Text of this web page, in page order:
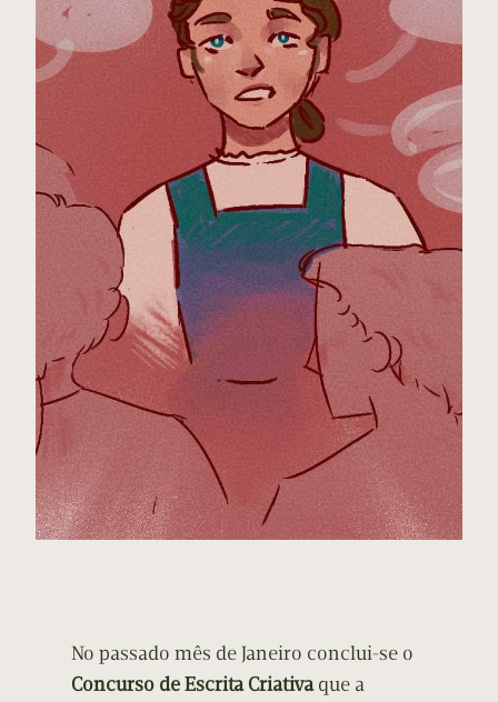
No passado mês de Janeiro conclui-se o
Concurso de Escrita Criativaque a